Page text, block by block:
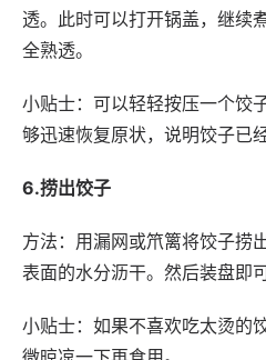
透。此时可以打开锅盖，继续
全熟透。
小贴士：可以轻轻按压一个饺
够迅速恢复原状，说明饺子已经
6.捞出饺子
方法：用漏网或笊篱将饺子捞
表面的水分沥干。然后装盘即可
小贴士：如果不喜欢吃太烫的